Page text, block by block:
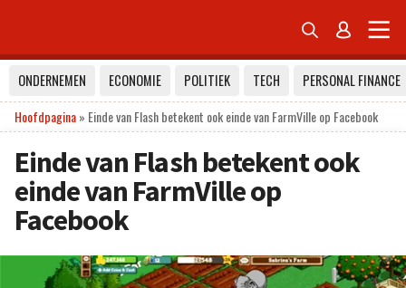
 
ONDERNEMEN ECONOMIE POLITIEK TECH
PERSONAL FINANCE
Hoofdpagina» Einde van Flash betekent ook einde van FarmVille op Facebook
Einde van Flash betekent ook
einde van FarmVille op
Facebook